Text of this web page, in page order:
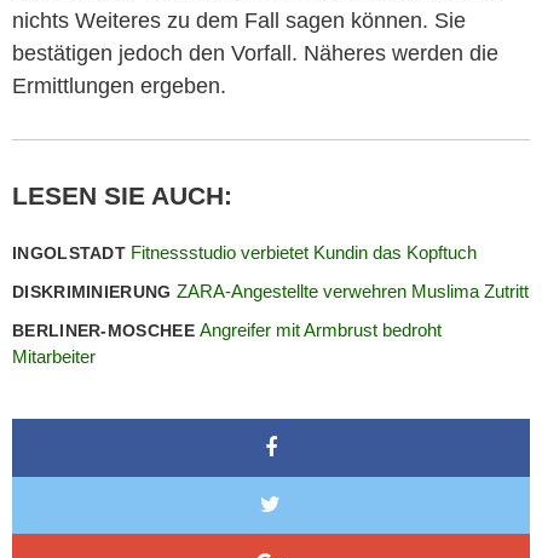
nichts Weiteres zu dem Fall sagen können. Sie
bestätigen jedoch den Vorfall. Näheres werden die
Ermittlungen ergeben.
LESEN SIE AUCH:
INGOLSTADT Fitnessstudio verbietet Kundin das Kopftuch
DISKRIMINIERUNG ZARA-Angestellte verwehren Muslima Zutritt
BERLINER-MOSCHEEAngreifer mit Armbrust bedroht
Mitarbeiter